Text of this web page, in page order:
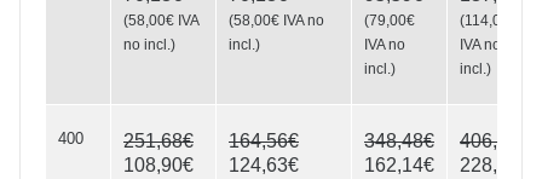
(58,00€ IVA
no incl. )
(58,00€ IVA no
incl. )
(79,00€
IVA no
incl. )
(114,00€
IVA no
incl. )
400
251,68€
108,90€
164,56€
124,63€
348,48€
162,14€
406,56€
228,69€